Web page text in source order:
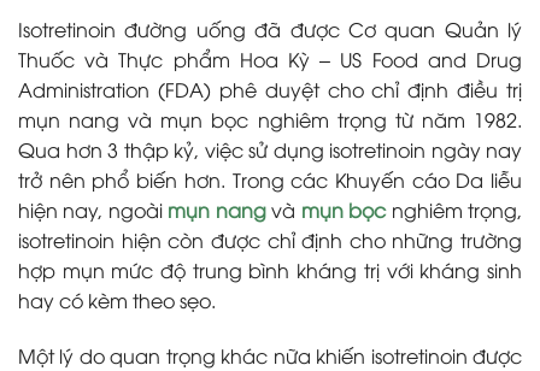
Isotretinoin đường uống đã được Cơ quan Quản lý
Thuốc và Thực phẩm Hoa Kỳ – US Food and Drug
Administration (FDA) phê duyệt cho chỉ định điều trị
mụn nang và mụn bọc nghiêm trọng từ năm 1982.
Qua hơn 3 thập kỷ, việc sử dụng isotretinoin ngày nay
trở nên phổ biến hơn. Trong các Khuyến cáo Da liễu
hiện nay, ngoài mụn nangvà mụn bọcnghiêm trọng,
isotretinoin hiện còn được chỉ định cho những trường
hợp mụn mức độ trung bình kháng trị với kháng sinh
hay có kèm theo sẹo.
Một lý do quan trọng khác nữa khiến isotretinoin được